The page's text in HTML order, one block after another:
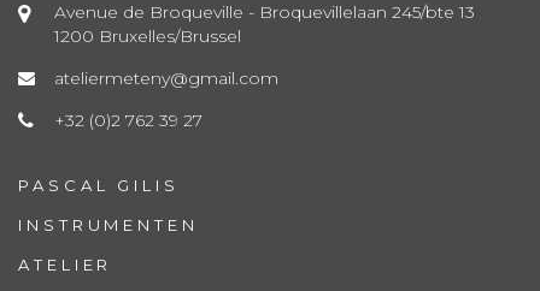
Avenue de Broqueville - Broquevillelaan 245/bte 13
1200 Bruxelles/Brussel
ateliermeteny@gmail.com
+32 (0)2 762 39 27
PASCAL GILIS
INSTRUMENTEN
ATELIER